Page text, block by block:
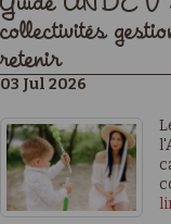
collectivités
retenir
03 Jul 2026